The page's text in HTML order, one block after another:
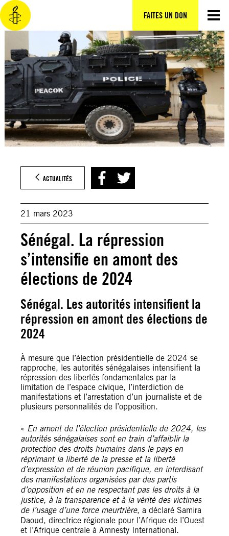
FAITES UN DON
Aller
au
contenu
ACTUALITÉS
21 mars 2023
Sénégal. La répression
s’intensifie en amont des
élections de 2024
Sénégal. Les autorités intensifient la
répression en amont des élections de
2024
À mesure que l’élection présidentielle de 2024 se
rapproche, les autorités sénégalaises intensifient la
répression des libertés fondamentales par la
limitation de l’espace civique, l’interdiction de
manifestations et l’arrestation d’un journaliste et de
plusieurs personnalités de l’opposition.
« En amont de l’élection présidentielle de 2024, les
autorités sénégalaises sont en train d’affaiblir la
protection des droits humains dans le pays en
réprimant la liberté de la presse et la liberté
d’expression et de réunion pacifique, en interdisant
des manifestations organisées par des partis
d’opposition et en ne respectant pas les droits à la
justice, à la transparence et à la vérité des victimes
de l’usage d’une force meurtrière, a déclaré Samira
Daoud, directrice régionale pour l’Afrique de l’Ouest
et l’Afrique centrale à Amnesty International.